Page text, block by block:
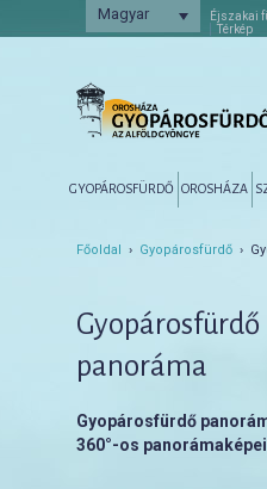
Magyar Éjszakai
Térkép
Tovább az
Tovább a
GYOPÁROSFÜRDŐ OROSHÁZA
Főoldal › Gyopárosfürdő ›
Gyopárosfürdő
panoráma
Gyopárosfürdő
360°-os